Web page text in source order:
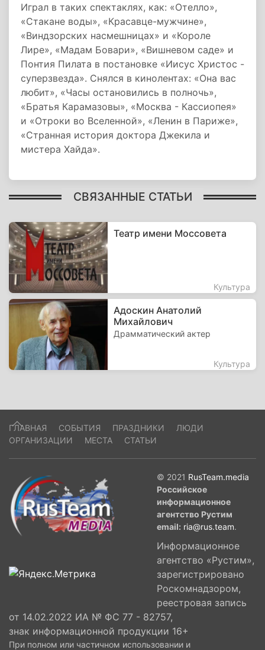
Играл в таких спектаклях, как: «Отелло»,
«Стакане воды», «Красавце-мужчине»,
«Виндзорских насмешницах» и «Короле
Лире», «Мадам Бовари», «Вишневом саде» и
Понтия Пилата в постановке «Иисус Христос -
суперзвезда». Снялся в кинолентах: «Она вас
любит», «Часы остановились в полночь»,
«Братья Карамазовы», «Москва - Кассиопея»
и «Отроки во Вселенной», «Ленин в Париже»,
«Странная история доктора Джекила и
мистера Хайда».
СВЯЗАННЫЕ СТАТЬИ
Театр имени Моссовета
Культура
Адоскин Анатолий
Михайлович
Драмматический актер
Культура
ГЛАВНАЯ СОБЫТИЯ ПРАЗДНИКИ
ЛЮДИ
ОРГАНИЗАЦИИ
МЕСТА СТАТЬИ
© 2021 RusTeam.media
Российское
информационное
агентство Рустим
email: ria@rus.team.
Информационное
агентство «Рустим»,
зарегистрировано
Роскомнадзором,
реестровая запись
от 14.02.2022 ИА № ФС 77 - 82757,
знак информационной продукции 16+
При полном или частичном использовании и